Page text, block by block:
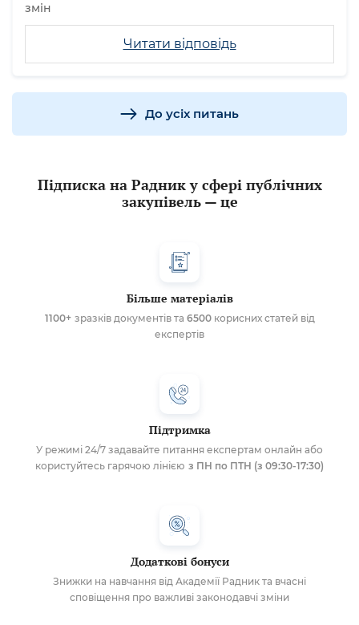
Читати відповідь
змін
До усіх питань
Підписка на Радник у сфері публічних
закупівель — це
Більше матеріалів
1100+ зразків документів та 6500корисних статей від
експертів
Підтримка
У режимі 24/7 задавайте питання експертам онлайн або
користуйтесь гарячою лінією з ПН по ПТН (з 09:30-17:30)
Додаткові бонуси
Знижки на навчання від Академії Радник та вчасні
сповіщення про важливі законодавчі зміни